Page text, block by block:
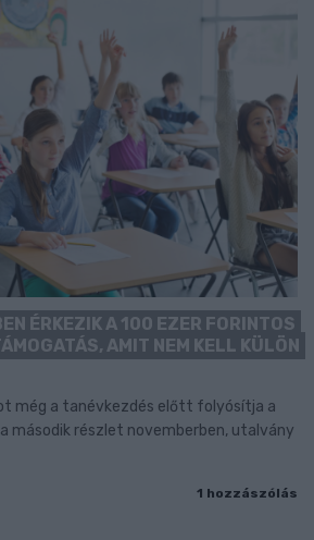
ÉRKEZIK A 100 EZER FORINTOS
AMIT NEM KELL KÜLÖN
még a tanévkezdés előtt folyósítja a
második részlet novemberben, utalvány
1 hozzászólás